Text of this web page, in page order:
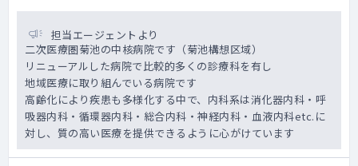
担当エージェントより
二次医療圏菊池の中核病院です（菊池構想区域）
リニューアルした病院で比較的多くの診療科を有し
地域医療に取り組んでいる病院です
高齢化により疾患も多様化する中で、内科系は消化器内科・呼
吸器内科・循環器内科・総合内科・神経内科・血液内科etc.に
対し、質の高い医療を提供できるように心がけています